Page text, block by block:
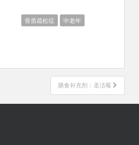
骨质疏松症 中老年
膳食补充剂：圣洁莓